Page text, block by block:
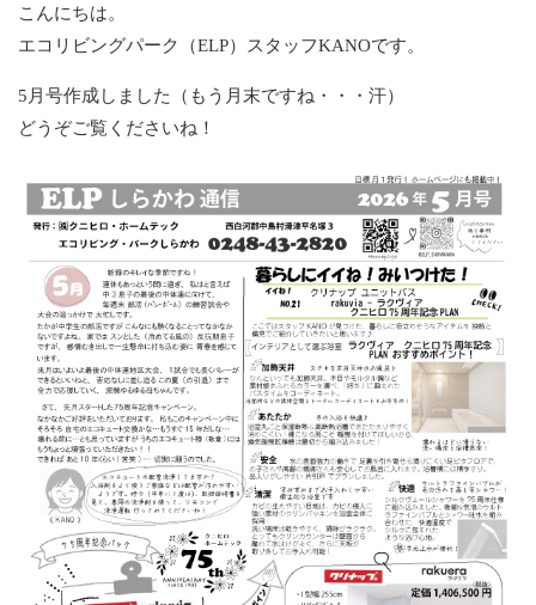
こんにちは。
エコリビングパーク（ELP）スタッフKANOです。
5月号作成しました（もう月末ですね・・・汗）
どうぞご覧くださいね！